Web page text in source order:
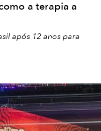
a terapia a
após 12 anos para